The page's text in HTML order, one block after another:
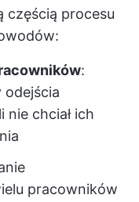
częścią procesu
:
nie chciał ich
pracowników